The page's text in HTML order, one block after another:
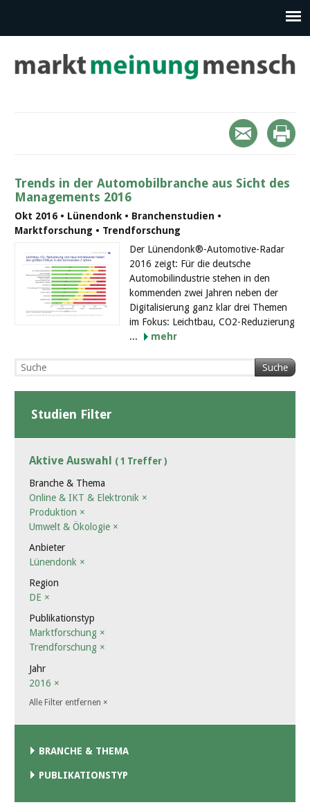
Trends in der Automobilbranche aus Sicht des
Managements 2016
Okt 2016 • Lünendonk • Branchenstudien •
Marktforschung • Trendforschung
Der Lünendonk®-Automotive-Radar
2016 zeigt: Für die deutsche
Automobilindustrie stehen in den
kommenden zwei Jahren neben der
Digitalisierung ganz klar drei Themen
im Fokus: Leichtbau, CO2-Reduzierung
...
mehr
Suche
Studien Filter
Aktive Auswahl ( 1 Treffer )
Branche & Thema
Online & IKT & Elektronik ×
Produktion ×
Umwelt & Ökologie ×
Anbieter
Lünendonk ×
Region
DE ×
Publikationstyp
Marktforschung ×
Trendforschung ×
Jahr
2016 ×
Alle Filter entfernen ×
BRANCHE & THEMA
PUBLIKATIONSTYP